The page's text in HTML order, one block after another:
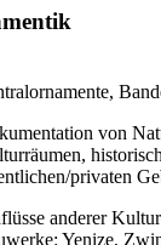
von
privaten
anderer
Yenize,